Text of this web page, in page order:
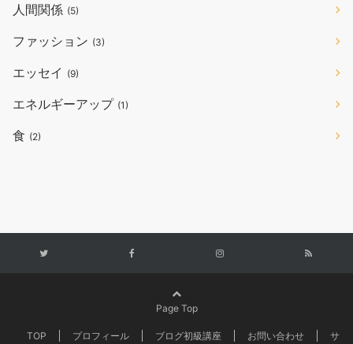
人間関係 (5)
ファッション (3)
エッセイ (9)
エネルギーアップ (1)
食 (2)
Page Top
TOP プロフィール ブログ初級講座 お問い合わせ サ